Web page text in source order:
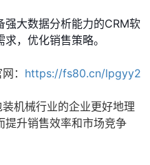
强大数据分析能力的CRM软
，优化销售策略。
： https://fs80.cn/lpgyy2
机械行业的企业更好地理
提升销售效率和市场竞争